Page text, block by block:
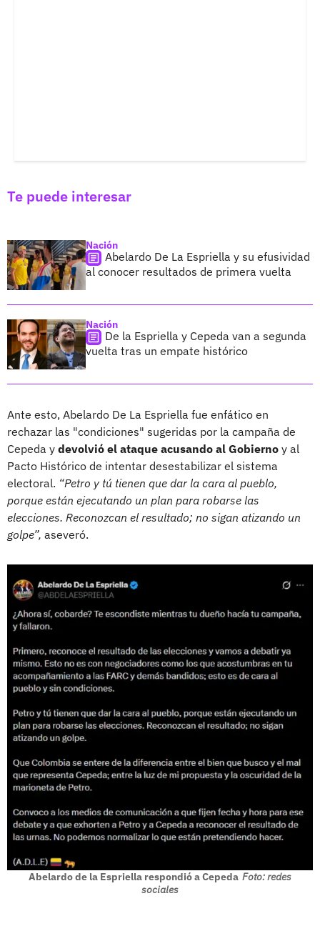
Te puede interesar
Nación
Abelardo De La Espriella y su efusividad
al conocer resultados de primera vuelta
Nación
De la Espriella y Cepeda van a segunda
vuelta tras un empate histórico
Ante esto, Abelardo De La Espriella fue enfático en
rechazar las "condiciones" sugeridas por la campaña de
Cepeda y devolvió el ataque acusando al Gobierno y al
Pacto Histórico de intentar desestabilizar el sistema
electoral. “Petro y tú tienen que dar la cara al pueblo,
porque están ejecutando un plan para robarse las
elecciones. Reconozcan el resultado; no sigan atizando un
golpe”, aseveró.
Abelardo de la Espriella respondió a Cepeda Foto: redes
sociales